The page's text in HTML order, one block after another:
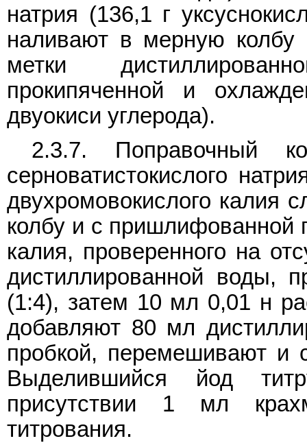
натрия (136,1 г
наливают в мерную
метки
прокипяченной и
двуокиси углерода).
2.3.7. Поправочный
серноватистокислого
двухромовокислого калия
колбу и с пришлифованной
калия, проверенного на
дистиллированной воды,
(1:4), затем 10 мл 0,01 н
добавляют 80 мл
пробкой, перемешивают и
Выделившийся йод
присутствии 1 мл
титрования.